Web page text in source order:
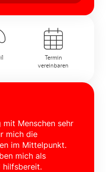
Termin
vereinbaren
Menschen sehr
mich die
im Mittelpunkt.
mich als
hilfsbereit.